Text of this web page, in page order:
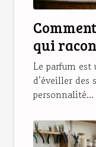
qui
Le parfum est
d’éveiller
personnalité...